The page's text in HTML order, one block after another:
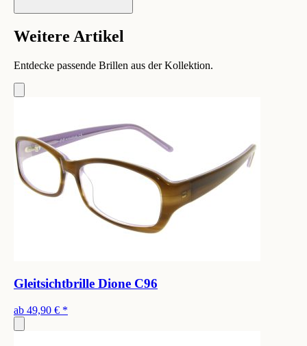
Weitere Artikel
Entdecke passende Brillen aus der Kollektion.
Gleitsichtbrille Dione C96
ab 49,90 € *